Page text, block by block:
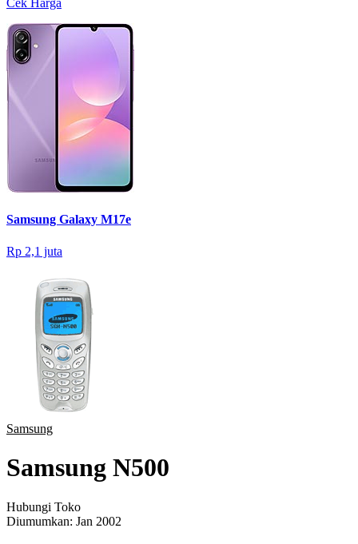
Cek Harga
Samsung Galaxy M17e
Rp 2,1 juta
Samsung
Samsung N500
Hubungi Toko
Diumumkan: Jan 2002